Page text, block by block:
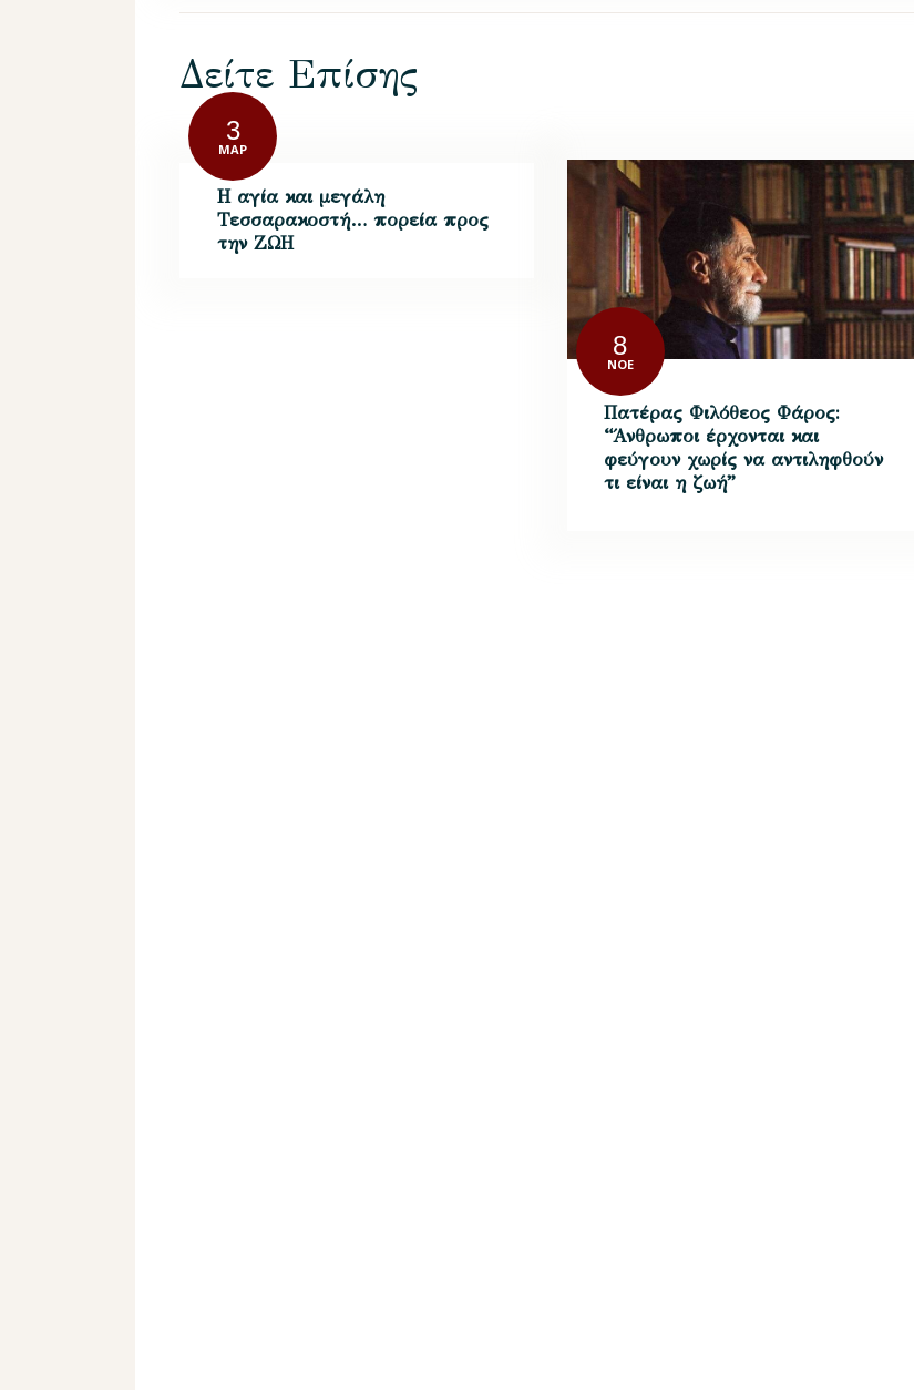
Δείτε Επίσης
3
ΜΑΡ
Η αγία και μεγάλη
Τεσσαρακοστή… πορεία προς
την ΖΩΗ
8
ΝΟΈ
Πατέρας Φιλόθεος Φάρος:
“Άνθρωποι έρχονται και
φεύγουν χωρίς να αντιληφθούν
τι είναι η ζωή”